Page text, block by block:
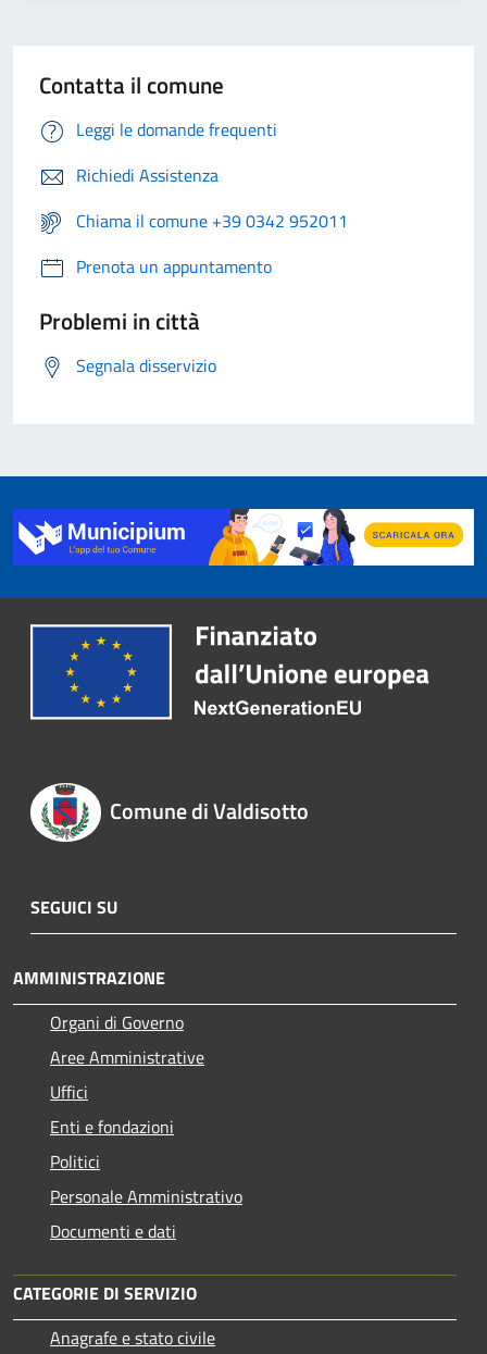
Contatta il comune
Leggi le domande frequenti
Richiedi Assistenza
Chiama il comune +39 0342 952011
Prenota un appuntamento
Problemi in città
Segnala disservizio
Comune di Valdisotto
SEGUICI SU
AMMINISTRAZIONE
Organi di Governo
Aree Amministrative
Uffici
Enti e fondazioni
Politici
Personale Amministrativo
Documenti e dati
CATEGORIE DI SERVIZIO
Anagrafe e stato civile